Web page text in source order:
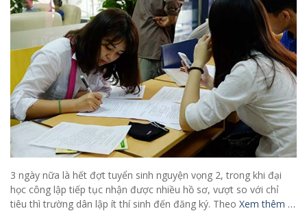
3 ngày nữa là hết đợt tuyển sinh nguyện vọng 2, trong khi đại
học công lập tiếp tục nhận được nhiều hồ sơ, vượt so với chỉ
tiêu thì trường dân lập ít thí sinh đến đăng ký. Theo Xem thêm …